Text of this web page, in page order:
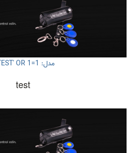
مدل: TEST' OR 1=1 --
test